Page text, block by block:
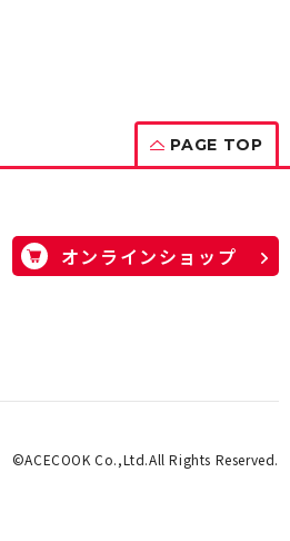
PAGE TOP
オンラインショップ
©ACECOOK Co.,Ltd.All Rights Reserved.